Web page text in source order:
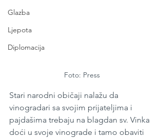
Glazba
Ljepota
Diplomacija
Foto: Press
Stari narodni običaji nalažu da
vinogradari sa svojim prijateljima i
pajdašima trebaju na blagdan sv. Vinka
doći u svoje vinograde i tamo obaviti